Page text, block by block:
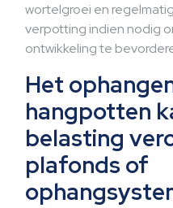
wortelgroei en
verpotting indien nodig
ontwikkeling te
Het
hangpotten
belasting
plafonds of